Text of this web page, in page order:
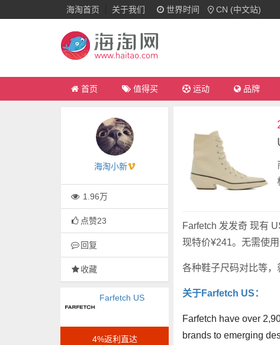
海淘首页 关于我们 世界时间 CN (中文站)
首页 值得买 运动 品牌
海淘小新
1.96万
点赞23
回复
收藏
Farfetch US
4%返利直达
Farfetch 发发奇 现有
现特价¥241。无需使
各种鞋子尺码对比等，
关于Farfetch US：
Farfetch have over
brands to emerging